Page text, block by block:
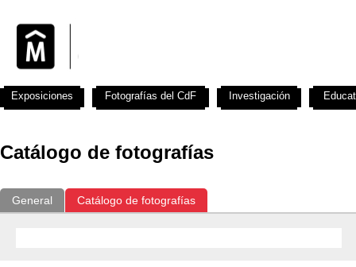
Catálogo de fotografías
General Catálogo de fotografías
Exposiciones Fotografías del CdF Investigación